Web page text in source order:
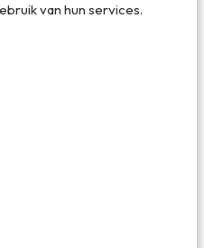
van hun services.